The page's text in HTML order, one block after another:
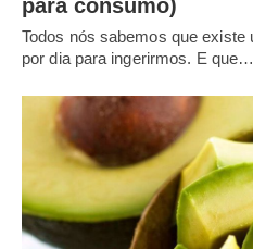
para consumo)
Todos nós sabemos que existe
por dia para ingerirmos. E que…